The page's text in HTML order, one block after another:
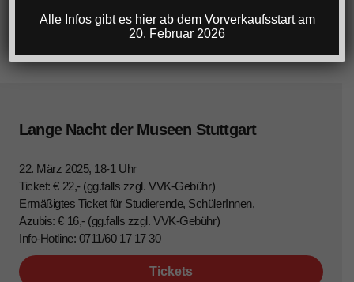
Lange Nacht der Museen Stuttgart
22. März 2025, 18-1 Uhr
Ticket: € 22,- (gg.falls zzgl. VVK-Gebühr)
Ermäßigtes Ticket für Studierende, SchülerInnen,
Azubis: € 16,- (gg.falls zzgl. VVK-Gebühr)
Info-Hotline: 0711/60 17 17 30
Tickets
Alle Infos gibt es hier ab dem Vorverkaufsstart am
20. Februar 2026